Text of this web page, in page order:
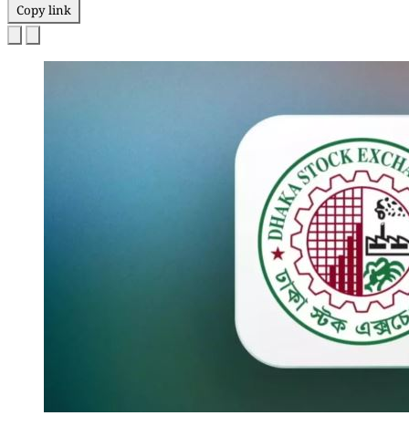
Copy link